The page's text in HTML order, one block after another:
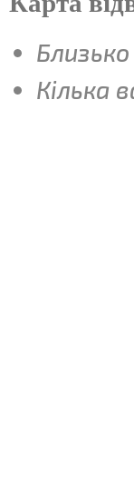
Кілька